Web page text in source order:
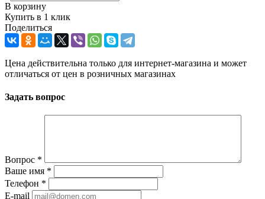
В корзину
Купить в 1 клик
Поделиться
Цена действительна только для интернет-магазина и может
отличаться от цен в розничных магазинах
Задать вопрос
Вопрос *
Ваше имя *
Телефон *
E-mail